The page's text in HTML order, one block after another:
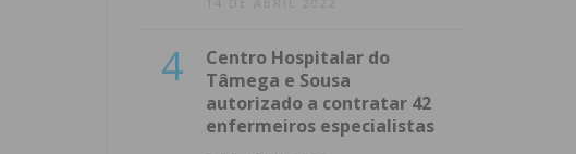
4
Centro Hospitalar do
Tâmega e Sousa
autorizado a contratar 42
enfermeiros especialistas